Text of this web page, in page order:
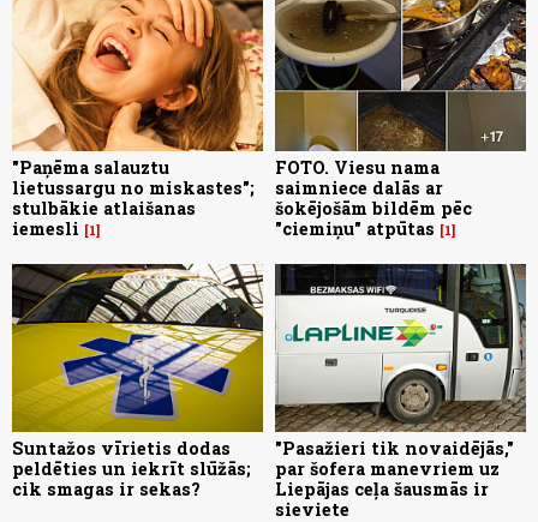
"Paņēma salauztu
lietussargu no miskastes";
stulbākie atlaišanas
iemesli
1
FOTO. Viesu nama
saimniece dalās ar
šokējošām bildēm pēc
"ciemiņu" atpūtas
1
Suntažos vīrietis dodas
peldēties un iekrīt slūžās;
cik smagas ir sekas?
"Pasažieri tik novaidējās,"
par šofera manevriem uz
Liepājas ceļa šausmās ir
sieviete